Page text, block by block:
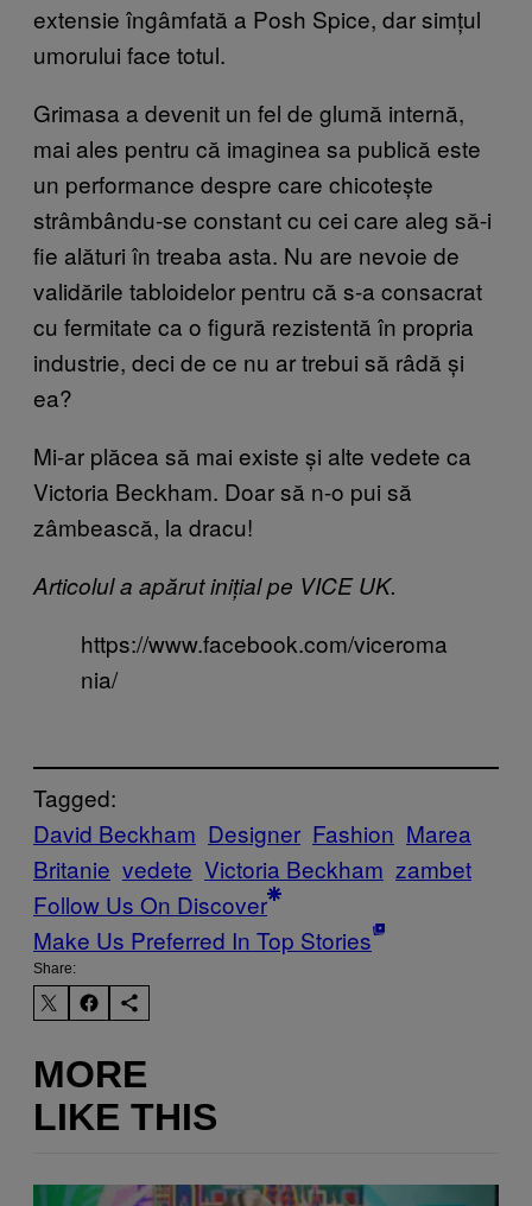
extensie îngâmfată a Posh Spice, dar simțul
umorului face totul.
Grimasa a devenit un fel de glumă internă,
mai ales pentru că imaginea sa publică este
un performance despre care chicotește
strâmbându-se constant cu cei care aleg să-i
fie alături în treaba asta. Nu are nevoie de
validările tabloidelor pentru că s-a consacrat
cu fermitate ca o figură rezistentă în propria
industrie, deci de ce nu ar trebui să râdă și
ea?
Mi-ar plăcea să mai existe și alte vedete ca
Victoria Beckham. Doar să n-o pui să
zâmbească, la dracu!
Articolul a apărut inițial pe VICE UK.
https://www.facebook.com/viceroma
nia/
Tagged:
David Beckham Designer Fashion Marea
Britanie vedete Victoria Beckham zambet
Follow Us On Discover
Make Us Preferred In Top Stories
Share:
MORE
LIKE THIS